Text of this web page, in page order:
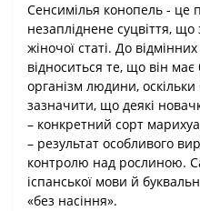
Сенсимілья конопель - це
незапліднене суцвіття,
жіночої статі. До
відноситься те, що він
організм людини,
зазначити, що деякі
– конкретний сорт
– результат особливого
контролю над рослиною.
іспанської мови й
«без насіння».